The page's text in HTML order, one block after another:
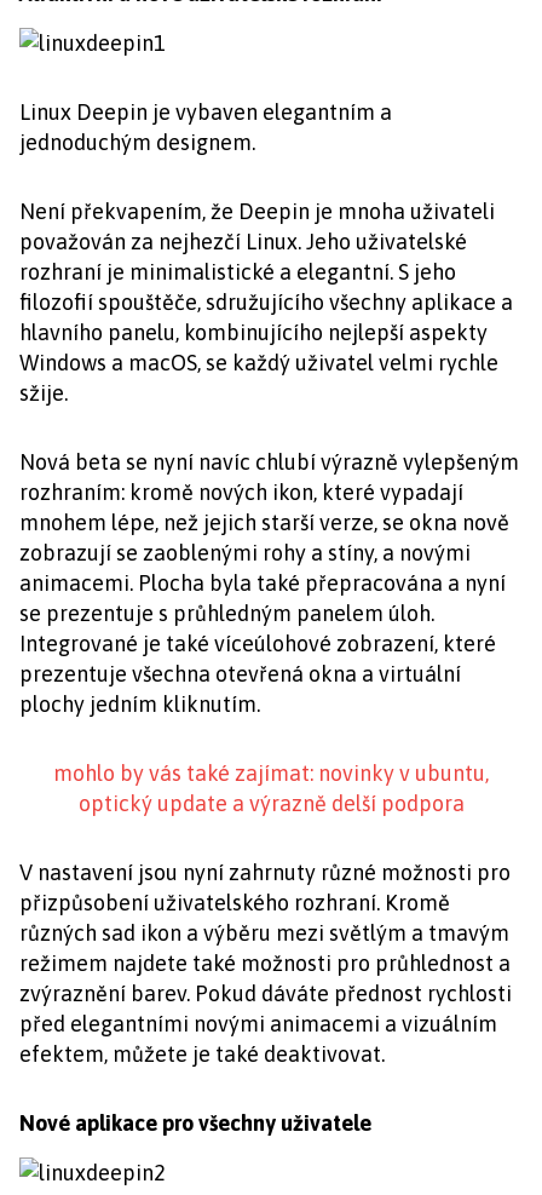
Linux Deepin je vybaven elegantním a
jednoduchým designem.
Není překvapením, že Deepin je mnoha uživateli
považován za nejhezčí Linux. Jeho uživatelské
rozhraní je minimalistické a elegantní. S jeho
filozofií spouštěče, sdružujícího všechny aplikace a
hlavního panelu, kombinujícího nejlepší aspekty
Windows a macOS, se každý uživatel velmi rychle
sžije.
Nová beta se nyní navíc chlubí výrazně vylepšeným
rozhraním: kromě nových ikon, které vypadají
mnohem lépe, než jejich starší verze, se okna nově
zobrazují se zaoblenými rohy a stíny, a novými
animacemi. Plocha byla také přepracována a nyní
se prezentuje s průhledným panelem úloh.
Integrované je také víceúlohové zobrazení, které
prezentuje všechna otevřená okna a virtuální
plochy jedním kliknutím.
mohlo by vás také zajímat: novinky v ubuntu,
optický update a výrazně delší podpora
V nastavení jsou nyní zahrnuty různé možnosti pro
přizpůsobení uživatelského rozhraní. Kromě
různých sad ikon a výběru mezi světlým a tmavým
režimem najdete také možnosti pro průhlednost a
zvýraznění barev. Pokud dáváte přednost rychlosti
před elegantními novými animacemi a vizuálním
efektem, můžete je také deaktivovat.
Nové aplikace pro všechny uživatele